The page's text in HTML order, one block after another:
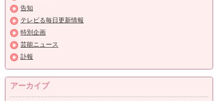
告知
テレビる毎日更新情報
特別企画
芸能ニュース
訃報
アーカイブ